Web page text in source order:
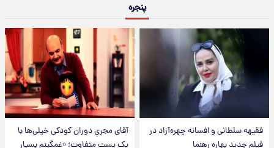
پنجره
فقیهه سلطانی و افسانه چهره‌آزاد در
فیلم جدید بهاره رهنما
آقای مجریِ دوران کودکی خیلی‌ها با
یک پست متفاوت؛ «غمگینم بسیار